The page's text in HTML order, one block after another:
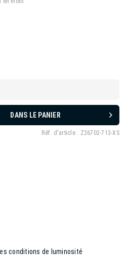
DANS LE PANIER
Réf. d'article : Z26702-713-XS
conditions de luminosité